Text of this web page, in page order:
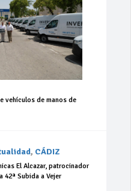
vehículos de manos de
, CÁDIZ
El Alcazar, patrocinador
42ª Subida a Vejer